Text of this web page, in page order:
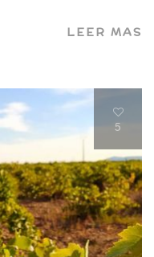
LEER MAS
5